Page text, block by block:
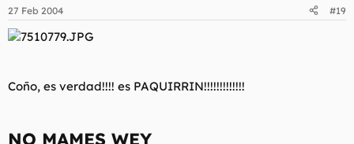
27 Feb 2004 #19
Coño, es verdad!!!! es PAQUIRRIN!!!!!!!!!!!!!
NO MAMES WEY